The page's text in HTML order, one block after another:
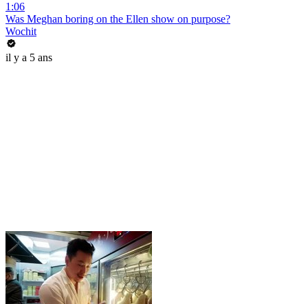
1:06
Was Meghan boring on the Ellen show on purpose?
Wochit
il y a 5 ans